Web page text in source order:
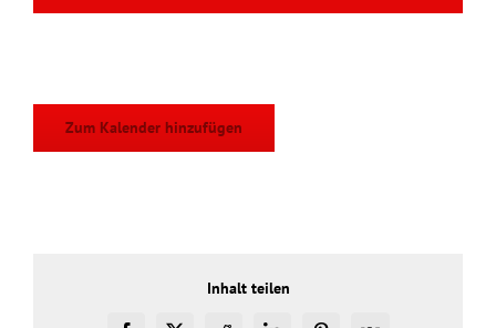
Zum Kalender hinzufügen
Inhalt teilen